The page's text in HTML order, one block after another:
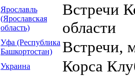
Ярославль
(Ярославская
область)
Встречи
области
Уфа (Республика
Башкортостан)
Встречи,
Украина Корса